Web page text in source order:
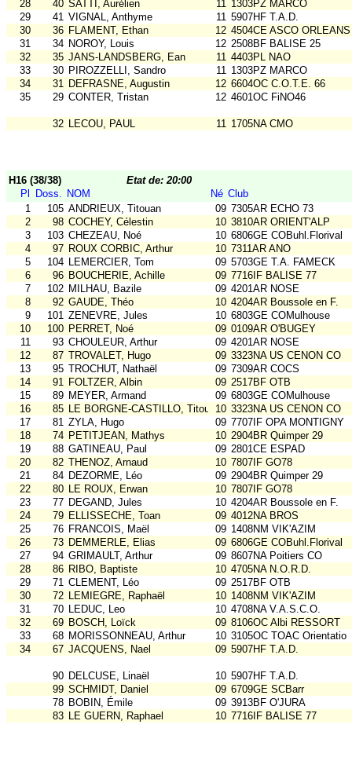
28
40 SATTI, Aurélien 11 1303PZ MARCO
29
41 VIGNAL, Anthyme 11 5907HF T.A.D.
30
36 FLAMENT, Ethan 12 4504CE ASCO ORLEANS
31
34 NOROY, Louis 12 2508BF BALISE 25
32
35 JANS-LANDSBERG, Ean 11 4403PL NAO
33
30 PIROZZELLI, Sandro 11 1303PZ MARCO
34
31 DEFRASNE, Augustin 12 6604OC C.O.T.E. 66
35
29 CONTER, Tristan 12 4601OC FiNO46
32 LECOU, PAUL 11 1705NA CMO
H16 (38/38)
Etat de: 20:00
Pl
Doss. NOM Né Club
1
105 ANDRIEUX, Titouan 09 7305AR ECHO 73
2
98 COCHEY, Célestin 10 3810AR ORIENT'ALP
3
103 CHEZEAU, Noé 10 6806GE COBuhl.Florival
4
97 ROUX CORBIC, Arthur 10 7311AR ANO
5
104 LEMERCIER, Tom 09 5703GE T.A. FAMECK
6
96 BOUCHERIE, Achille 09 7716IF BALISE 77
7
102 MILHAU, Bazile 09 4201AR NOSE
8
92 GAUDE, Théo 10 4204AR Boussole en F.
9
101 ZENEVRE, Jules 10 6803GE COMulhouse
10
100 PERRET, Noé 09 0109AR O'BUGEY
11
93 CHOULEUR, Arthur 09 4201AR NOSE
12
87 TROVALET, Hugo 09 3323NA US CENON CO
13
95 TROCHUT, Nathaël 09 7309AR COCS
14
91 FOLTZER, Albin 09 2517BF OTB
15
89 MEYER, Armand 09 6803GE COMulhouse
16
85 LE BORGNE-CASTILLO, Titouan10 3323NA US CENON CO
17
81 ZYLA, Hugo 09 7707IF OPA MONTIGNY
18
74 PETITJEAN, Mathys 10 2904BR Quimper 29
19
88 GATINEAU, Paul 09 2801CE ESPAD
20
82 THENOZ, Arnaud 10 7807IF GO78
21
84 DEZORME, Léo 09 2904BR Quimper 29
22
80 LE ROUX, Erwan 10 7807IF GO78
23
77 DEGAND, Jules 10 4204AR Boussole en F.
24
79 ELLISSECHE, Toan 09 4012NA BROS
25
76 FRANCOIS, Maël 09 1408NM VIK'AZIM
26
73 DEMMERLE, Elias 09 6806GE COBuhl.Florival
27
94 GRIMAULT, Arthur 09 8607NA Poitiers CO
28
86 RIBO, Baptiste 10 4705NA N.O.R.D.
29
71 CLEMENT, Léo 09 2517BF OTB
30
72 LEMIEGRE, Raphaël 10 1408NM VIK'AZIM
31
70 LEDUC, Leo 10 4708NA V.A.S.C.O.
32
69 BOSCH, Loïck 09 8106OC Albi RESSORT
33
68 MORISSONNEAU, Arthur 10 3105OC TOAC Orientatio
34
67 JACQUENS, Nael 09 5907HF T.A.D.
90 DELCUSE, Linaël 10 5907HF T.A.D.
99 SCHMIDT, Daniel 09 6709GE SCBarr
78 BOBIN, Émile 09 3913BF O'JURA
83 LE GUERN, Raphael 10 7716IF BALISE 77